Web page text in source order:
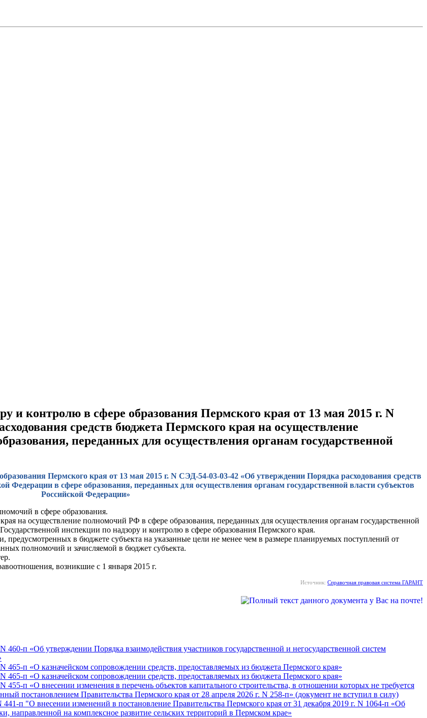
и контролю в сфере образования Пермского края от 13 мая 2015 г. N
средств бюджета Пермского края на осуществление
переданных для осуществления органам государственной
Пермского края от 13 мая 2015 г. N СЭД-54-03-03-42 «Об утверждении Порядка расходования средств
Федерации в сфере образования, переданных для осуществления органам государственной власти субъектов
Российской Федерации»
в сфере образования.
на осуществление полномочий РФ в сфере образования, переданных для осуществления органам государственной
инспекции по надзору и контролю в сфере образования Пермского края.
предусмотренных в бюджете субъекта на указанные цели не менее чем в размере планируемых поступлений от
полномочий и зачисляемой в бюджет субъекта.
возникшие с 1 января 2015 г.
Источник: Справочная правовая система ГАРАНТ
460-п «Об утверждении Порядка взаимодействия участников государственной и негосударственной систем
465-п «О казначейском сопровождении средств, предоставляемых из бюджета Пермского края»
465-п «О казначейском сопровождении средств, предоставляемых из бюджета Пермского края»
п «О внесении изменения в перечень объектов капитального строительства, в отношении которых не требуется
постановлением Правительства Пермского края от 28 апреля 2026 г. N 258-п» (документ не вступил в силу)
п "О внесении изменений в постановление Правительства Пермского края от 31 декабря 2019 г. N 1064-п «Об
направленной на комплексное развитие сельских территорий в Пермском крае»